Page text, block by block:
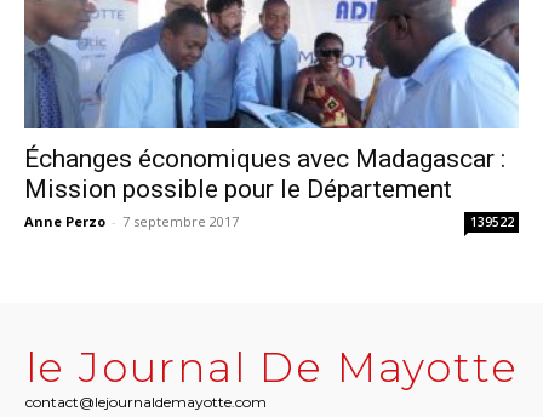
Échanges économiques avec Madagascar :
Mission possible pour le Département
Anne Perzo - 7 septembre 2017 139522
le Journal De Mayotte
contact@lejournaldemayotte.com